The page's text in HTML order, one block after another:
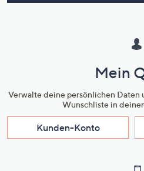
Mein
Verwalte deine persönlichen
Wunschliste in
Kunden-Konto